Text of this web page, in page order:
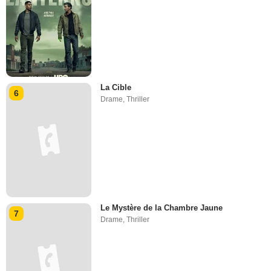
6
La Cible
Drame,Thriller
7
Le Mystère de la Chambre Jaune
Drame ,Thriller